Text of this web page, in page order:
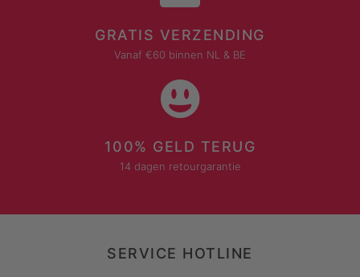
GRATIS VERZENDING
Vanaf €60 binnen NL & BE
100% GELD TERUG
14 dagen retourgarantie
SERVICE HOTLINE